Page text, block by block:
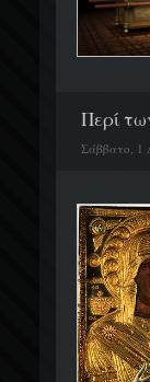
Περί
Σάββατο, 1